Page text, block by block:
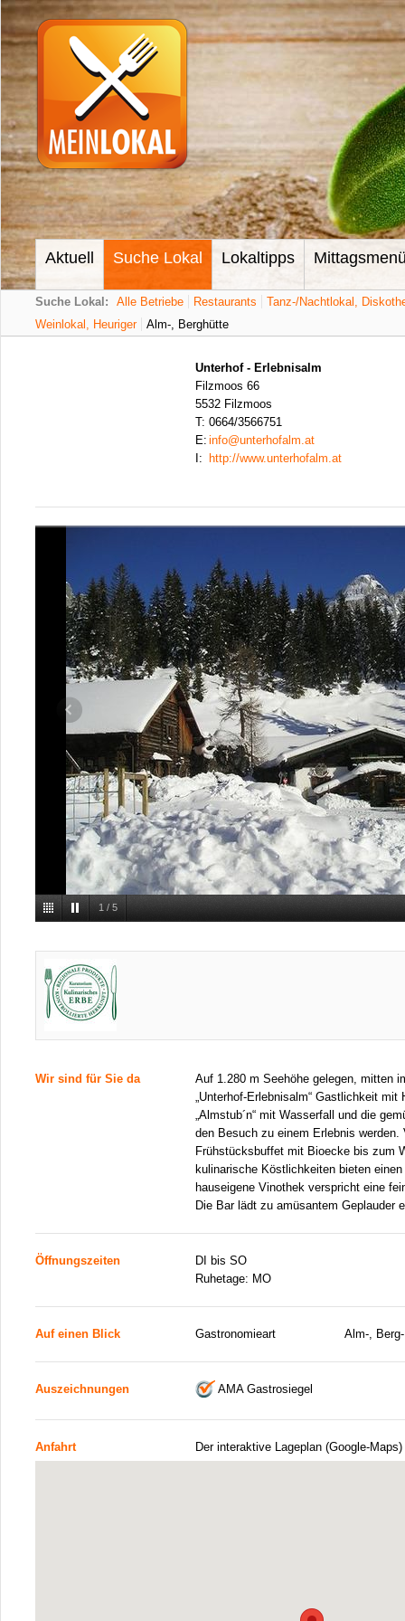
Aktuell Suche Lokal Lokaltipps
Suche Lokal: Alle Betriebe Restaurants
Tanz-/Nachtlokal,
Weinlokal, Heuriger
Alm-, Berghütte
Unterhof - Erlebnisalm
Filzmoos 66
5532 Filzmoos
T: 0664/3566751
E: info@unterhofalm.at
I:
http://www.unterhofalm.at
1 / 5
Wir sind für Sie da
Auf 1.280 m Seehöhe gelegen, mitten
„Unterhof-Erlebnisalm“ Gastlichkeit mit
„Almstub´n“ mit Wasserfall und die
den Besuch zu einem Erlebnis werden.
Frühstücksbuffet mit Bioecke bis zum
kulinarische Köstlichkeiten bieten
hauseigene Vinothek verspricht eine
Die Bar lädt zu amüsantem Geplauder
Öffnungszeiten
DI bis SO
Ruhetage: MO
Auf einen Blick Gastronomieart Alm-,
Auszeichnungen AMA Gastrosiegel
Anfahrt Der interaktive Lageplan (Google-